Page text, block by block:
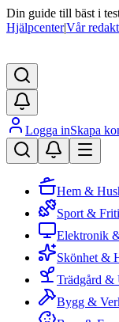
Din guide till bäst i
Hjälpcenter|Vår
Logga inSkapa
Hem &
Sport &
Elektronik
Skönhet &
Trädgård &
Bygg &